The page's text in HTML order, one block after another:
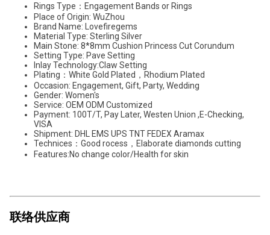
Rings Type：Engagement Bands or Rings
Place of Origin: WuZhou
Brand Name: Lovefiregems
Material Type: Sterling Silver
Main Stone: 8*8mm Cushion Princess Cut Corundum
Setting Type: Pave Setting
Inlay Technology:Claw Setting
Plating：White Gold Plated，Rhodium Plated
Occasion: Engagement, Gift, Party, Wedding
Gender: Women's
Service: OEM ODM Customized
Payment: 100T/T, Pay Later, Westen Union ,E-Checking,
VISA
Shipment: DHL EMS UPS TNT FEDEX Aramax
Technices：Good rocess，Elaborate diamonds cutting
Features:No change color/Health for skin
联络供应商